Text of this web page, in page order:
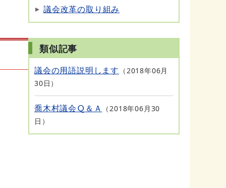
議会改革の取り組み
類似記事
議会の用語説明します
2018年06月
30日
喬木村議会Ｑ＆Ａ
2018年06月30
日